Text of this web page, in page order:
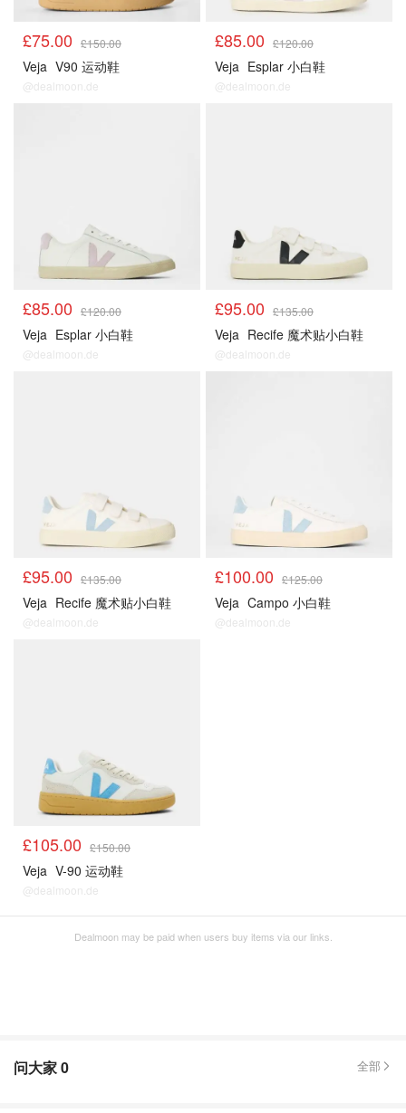
£75.00 £150.00
Veja V90 运动鞋
@dealmoon.de
£85.00 £120.00
Veja Esplar 小白鞋
@dealmoon.de
£85.00 £120.00
Veja Esplar 小白鞋
@dealmoon.de
£95.00 £135.00
Veja Recife 魔术贴小白鞋
@dealmoon.de
£95.00 £135.00
Veja Recife 魔术贴小白鞋
@dealmoon.de
£100.00 £125.00
Veja Campo 小白鞋
@dealmoon.de
£105.00 £150.00
Veja V-90 运动鞋
@dealmoon.de
Dealmoon may be paid when users buy items via our links.
问大家0 全部